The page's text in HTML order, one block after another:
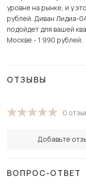
уровне на рынке, и у
рублей. Диван Лидиа-
подойдет для вашей
Москве - 1 990 рублей.
ОТЗЫВЫ
0
Добавьте
ВОПРОС-ОТВЕТ